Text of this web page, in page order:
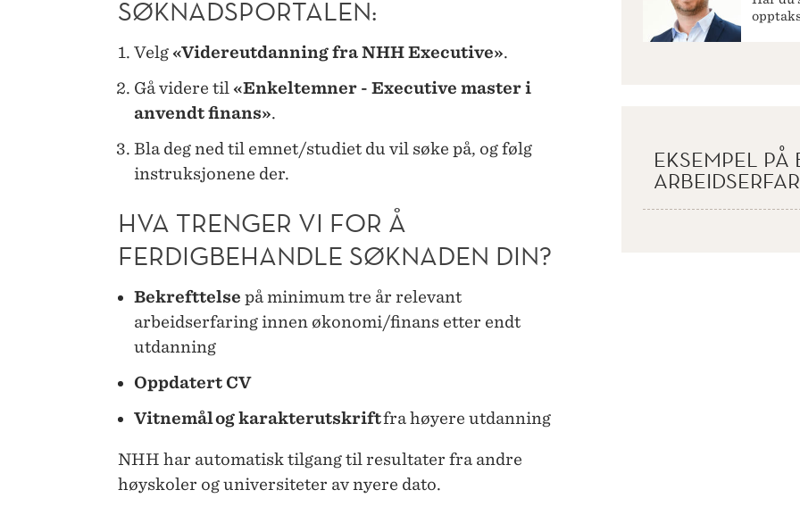
SØKNADSPORTALEN:
Velg«Videreutdanning fra NHH Executive».
Gå videre til «Enkeltemner - Executive master i
anvendt finans».
Bla deg ned til emnet/studiet du vil søke på, og følg
instruksjonene der.
HVA TRENGER VI FOR Å
FERDIGBEHANDLE SØKNADEN DIN?
Bekrefttelse på minimum tre år relevant
arbeidserfaring innen økonomi/finans etter endt
utdanning
Oppdatert CV
Vitnemålog karakterutskriftfra høyere utdanning
NHH har automatisk tilgang til resultater fra andre
høyskoler og universiteter av nyere dato.
EKSEMPEL PÅ